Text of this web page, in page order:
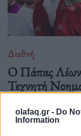
olafaq.gr - Do
Information
Διεθνή
Ο Πάπας Λέων
Τεχνητή
συγκέντρωση
02.06.26